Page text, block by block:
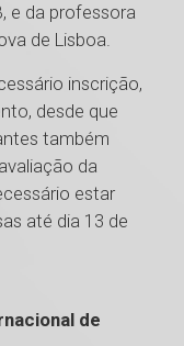
e da professora
de Lisboa.
inscrição,
desde que
também
da
estar
até dia 13 de
de